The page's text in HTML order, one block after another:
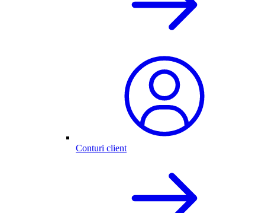
Conturi client